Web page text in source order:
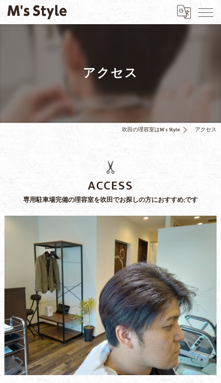
アクセス
吹田の理容室はM's Style アクセス
専用駐車場完備の理容室を吹田でお探しの方におすすめ;です
ACCESS